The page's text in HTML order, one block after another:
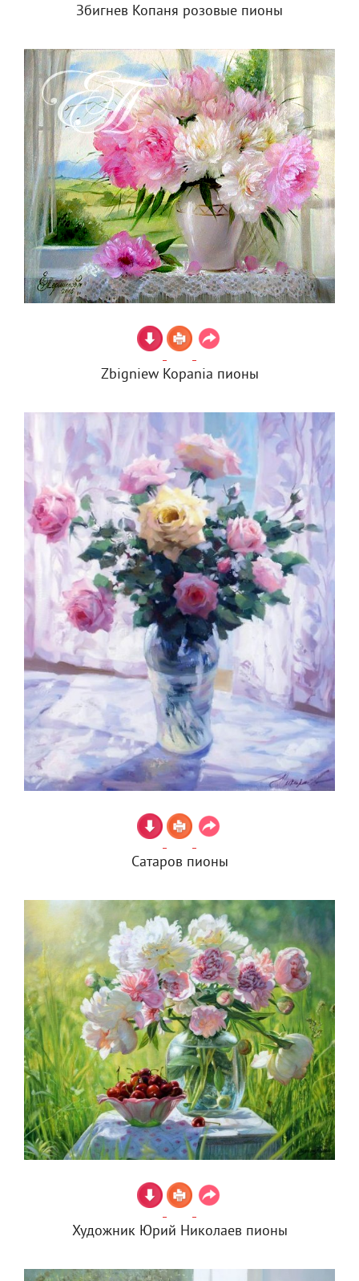
Збигнев Копаня розовые пионы
Zbigniew Kopania пионы
Сатаров пионы
Художник Юрий Николаев пионы